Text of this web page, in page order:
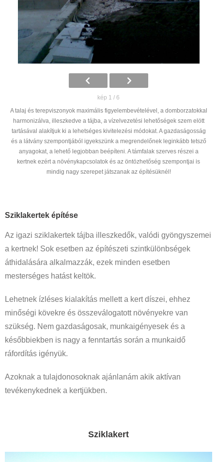
kép 1 / 6
A talaj és terepviszonyok maximális figyelembevételével, a domborzatokkal
harmonizálva, illeszkedve a tájba, a vízelvezetési lehetőségek szem elött
tartásával alakítjuk ki a lehetséges kivitelezési módokat. A gazdaságosság
és a látvány szempontjából igyekszünk a megrendelőnek leginkább tetsző
anyagokat, a lehető legjobban beépíteni. A támfalak szerves részei a
kertnek ezért a növénykapcsolatok és az öntözhetőség szempontjai is
mindig nagy szerepet játszanak az építésüknél!
Sziklakertek építése
Az igazi sziklakertek tájba illeszkedők, valódi gyöngyszemei
a kertnek! Sok esetben az építészeti szintkülönbségek
áthidalására alkalmazzák, ezek minden esetben
mesterséges hatást keltök.
Lehetnek ízléses kialakítás mellett a kert díszei, ehhez
minőségi kövekre és összeválogatott növényekre van
szükség. Nem gazdaságosak, munkaigényesek és a
későbbiekben is nagy a fenntartás során a munkaidő
ráfordítás igényük.
Azoknak a tulajdonosoknak ajánlanám akik aktívan
tevékenykednek a kertjükben.
Sziklakert